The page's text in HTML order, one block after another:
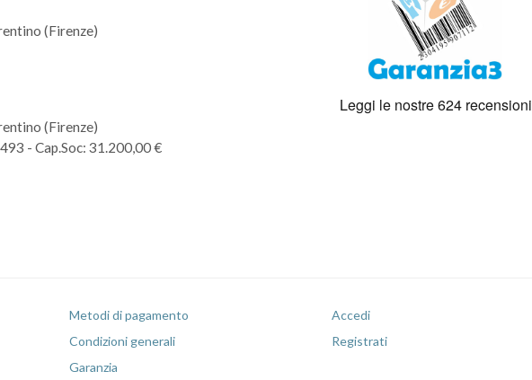
(Firenze)
(Firenze)
- Cap.Soc: 31.200,00 €
Metodi di pagamento
Condizioni generali
Garanzia
Accedi
Registrati